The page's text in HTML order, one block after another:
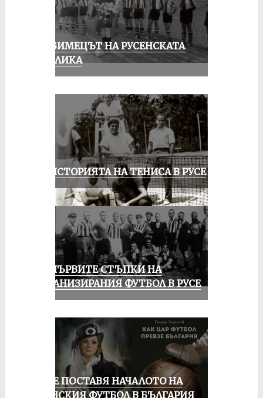
ЛЮБИМЕЦЪТ НА РУСЕНСКАТА
ПУБЛИКА
ЗА ИСТОРИЯТА НА ТЕНИСА В РУСЕ
ЗА ПЪРВИТЕ СТЪПКИ НА
ОРГАНИЗИРАНИЯ ФУТБОЛ В РУСЕ
РУСЕ ПОСТАВЯ НАЧАЛОТО НА
ЖЕНСКИЯ ФУТБОЛ В БЪЛГАРИЯ